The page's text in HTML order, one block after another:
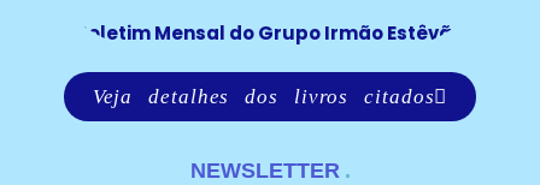
Boletim Mensal do Grupo Irmão Estêvão
Veja detalhes dos livros citados
NEWSLETTER